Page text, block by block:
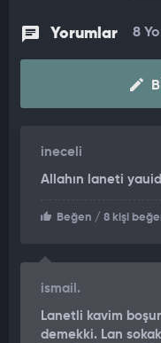
İsrail polisi, Mescid-i
mahallelerde toplanıp
protesto gösterilerine
seccadeler ve
Yorumlar 8
ineceli
Allahın laneti
Beğen / 8 kişi
ismail.
Lanetli kavim
demekki. Lan